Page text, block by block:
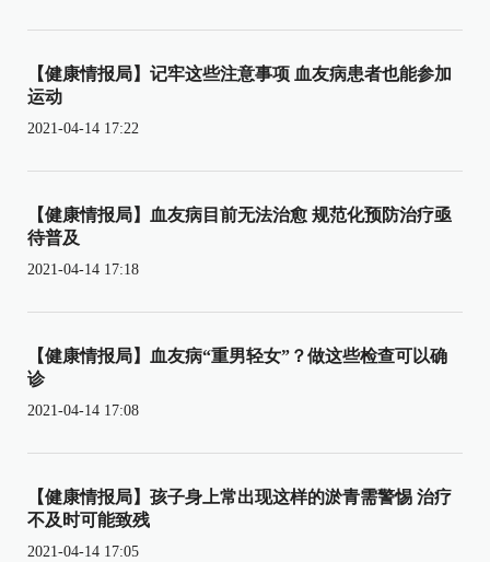
【健康情报局】记牢这些注意事项 血友病患者也能参加
运动
2021-04-14 17:22
【健康情报局】血友病目前无法治愈 规范化预防治疗亟
待普及
2021-04-14 17:18
【健康情报局】血友病“重男轻女”？做这些检查可以确
诊
2021-04-14 17:08
【健康情报局】孩子身上常出现这样的淤青需警惕 治疗
不及时可能致残
2021-04-14 17:05